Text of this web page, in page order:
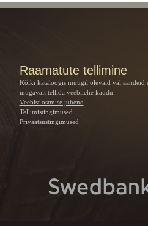
Raamatute tellimine
Kõiki kataloogis müügil olevaid väljaandeid
mugavalt tellida veebilehe kaudu.
Veebist ostmise juhend
Tellimistingimused
Privaatsustingimused